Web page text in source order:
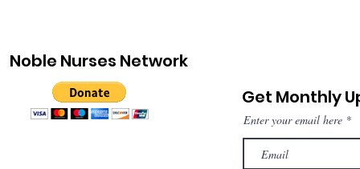
Noble Nurses Network
Get Monthly
Enter your email here